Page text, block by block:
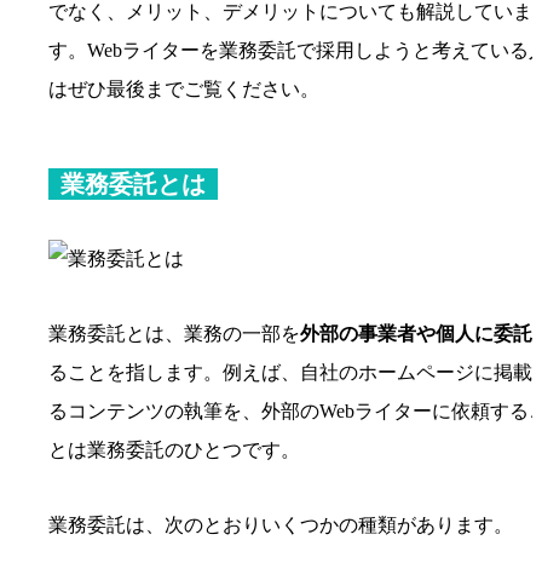
でなく、メリット、デメリットについても解説していま
す。Webライターを業務委託で採用しようと考えている
はぜひ最後までご覧ください。
業務委託とは
業務委託とは、業務の一部を外部の事業者や個人に委託
ることを指します。例えば、自社のホームページに掲載
るコンテンツの執筆を、外部のWebライターに依頼する
とは業務委託のひとつです。
業務委託は、次のとおりいくつかの種類があります。